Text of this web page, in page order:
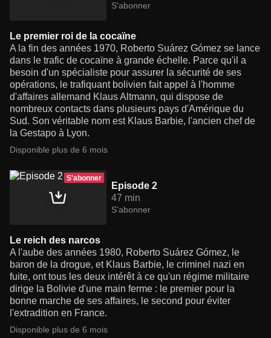
S'abonner
Le premier roi de la cocaïne
A la fin des années 1970, Roberto Suárez Gómez se lance
dans le trafic de cocaïne à grande échelle. Parce qu'il a
besoin d'un spécialiste pour assurer la sécurité de ses
opérations, le trafiquant bolivien fait appel à l'homme
d'affaires allemand Klaus Altmann, qui dispose de
nombreux contacts dans plusieurs pays d'Amérique du
Sud. Son véritable nom est Klaus Barbie, l'ancien chef de
la Gestapo à Lyon.
Disponible plus de 6 mois
S'abonner
Episode 2
47 min
S'abonner
Le reich des narcos
A l'aube des années 1980, Roberto Suárez Gómez, le
baron de la drogue, et Klaus Barbie, le criminel nazi en
fuite, ont tous les deux intérêt à ce qu'un régime militaire
dirige la Bolivie d'une main ferme : le premier pour la
bonne marche de ses affaires, le second pour éviter
l'extradition en France.
Disponible plus de 6 mois